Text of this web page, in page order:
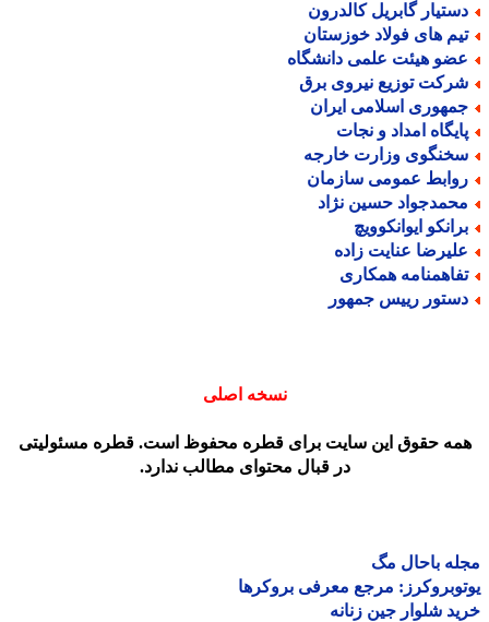
گابریل کالدرون
های فولاد خوزستان
هیئت علمی دانشگاه
توزیع نیروی برق
اسلامی ایران
امداد و نجات
وزارت خارجه
عمومی سازمان
حسین نژاد
ایوانکوویچ
عنایت زاده
همکاری
رییس جمهور
نسخه اصلی
حقوق این سایت برای قطره محفوظ است. قطره مسئولیتی
در قبال محتوای مطالب ندارد.
باحال مگ
مرجع معرفی بروکرها
شلوار جین زنانه